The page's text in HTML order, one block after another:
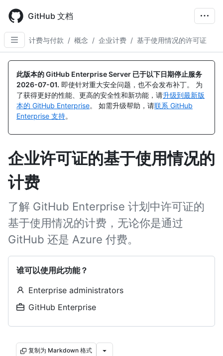
main
content
GitHub 文档
计费与付款 / 概念 / 企业计费 / 基于使用情况的许可证
此版本的 GitHub Enterprise Server 已于以下日期停止服务
2026-07-01. 即使针对重大安全问题，也不会发布补丁。 为
了获得更好的性能、更高的安全性和新功能，请升级到最新版
本的 GitHub Enterprise。 如需升级帮助，请联系 GitHub
Enterprise 支持。
企业许可证的基于使用情况的
计费
了解 GitHub Enterprise 计划中许可证的
基于使用情况的计费，无论你是通过
GitHub 还是 Azure 付费。
谁可以使用此功能？
Enterprise administrators
GitHub Enterprise
复制为 Markdown 格式